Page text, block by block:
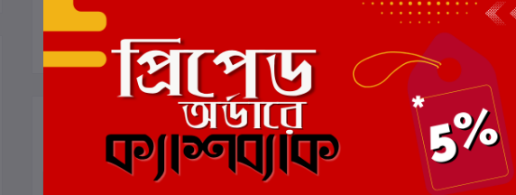
এই বইয়ের জন্য এখনও কোন